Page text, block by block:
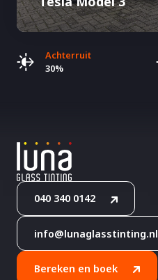
Achterruit
30%
040 340 0142
info@lunaglasstinting.nl
Bereken en boek